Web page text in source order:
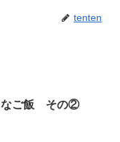
tenten
なご飯 その②